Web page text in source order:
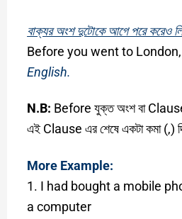
বাক্যর অংশ দুটোকে আগে পরে করেও
Before you went to
English.
N.B: Before যুক্ত অংশ বা Clause
এই Clause এর শেষে একটা কমা (,)
More Example:
1. I had bought a mobile
a computer